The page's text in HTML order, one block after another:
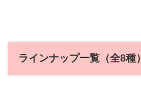
ラインナップ一覧（全8種）